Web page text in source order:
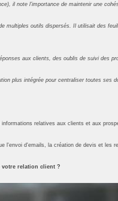
il note l’importance de maintenir une
multiples outils dispersés. Il utilisait des
aux clients, des oublis de suivi des
plus intégrée pour centraliser toutes ses
relatives aux clients et aux
l'envoi d'emails, la création de devis et
relation client ?